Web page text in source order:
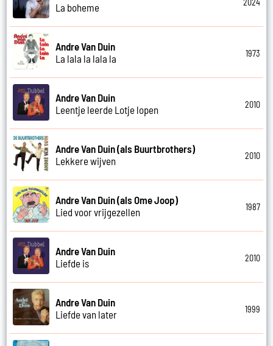
La boheme
Andre Van Duin
La lala la lala la
1973
Andre Van Duin
Leentje leerde Lotje lopen
2010
Andre Van Duin (als Buurtbrothers)
Lekkere wijven
2010
Andre Van Duin (als Ome Joop)
Lied voor vrijgezellen
1987
Andre Van Duin
Liefde is
2010
Andre Van Duin
Liefde van later
1999